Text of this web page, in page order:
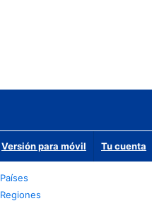
Versión para móvil Tu cuenta
Países
Regiones